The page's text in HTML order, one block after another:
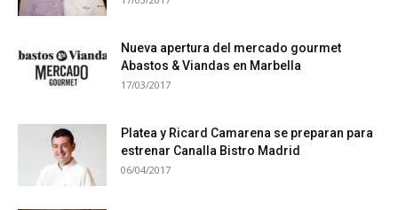
Nueva apertura del mercado gourmet
Abastos & Viandas en Marbella
17/03/2017
Platea y Ricard Camarena se preparan para
estrenar Canalla Bistro Madrid
06/04/2017